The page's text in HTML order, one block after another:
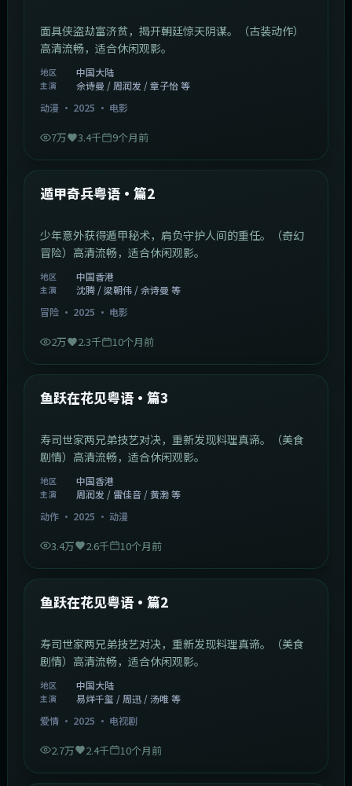
面具侠盗劫富济贫，揭开朝廷惊天阴谋。（古装动作）
高清流畅，适合休闲观影。
地区 中国大陆
主演
佘诗曼 / 周润发 / 章子怡 等
动漫 · 2025 · 电影
7万 3.4千 9个月前
最新
遁甲奇兵粤语·篇2
少年意外获得遁甲秘术，肩负守护人间的重任。（奇幻
冒险）高清流畅，适合休闲观影。
地区 中国香港
主演
沈腾 / 梁朝伟 / 佘诗曼 等
冒险· 2025 · 电影
2万 2.3千 10个月前
最新
鱼跃在花见粤语·篇3
寿司世家两兄弟技艺对决，重新发现料理真谛。（美食
剧情）高清流畅，适合休闲观影。
地区 中国香港
主演
周润发 / 雷佳音 / 黄渤 等
动作· 2025 · 动漫
3.4万 2.6千 10个月前
最新
鱼跃在花见粤语·篇2
寿司世家两兄弟技艺对决，重新发现料理真谛。（美食
剧情）高清流畅，适合休闲观影。
地区 中国大陆
主演
易烊千玺 / 周迅 / 汤唯 等
爱情· 2025 · 电视剧
2.7万 2.4千 10个月前